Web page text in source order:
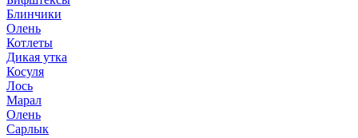
Блинчики
Олень
Котлеты
Дикая утка
Косуля
Лось
Марал
Олень
Сарлык